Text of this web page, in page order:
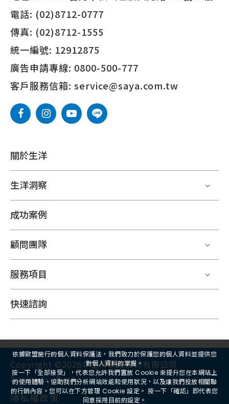
電話: (02)8712-0777
傳真: (02)8712-1555
統一編號: 12912875
廣告申請專線: 0800-500-777
客戶服務信箱: service@saya.com.tw
關於生洋
生洋洞察
成功案例
顧問團隊
服務項目
快速諮詢
Copyright ©2026年生洋網路股份有限公司
Design by iBest
隱私權政策
依據歐盟施行的個人資料保護法，我們致力於保護您的個人資料並提供您
對個人資料的掌握。
按一下「全部接受」，代表您允許我們置放 Cookie 來提升您在本網站上
的使用體驗、協助我們分析網站效能和使用狀況，以及讓我們投放相關聯
的行銷內容。您可以在下方管理 Cookie 設定。 按一下「確認」即代表您
同意採用目前的設定。